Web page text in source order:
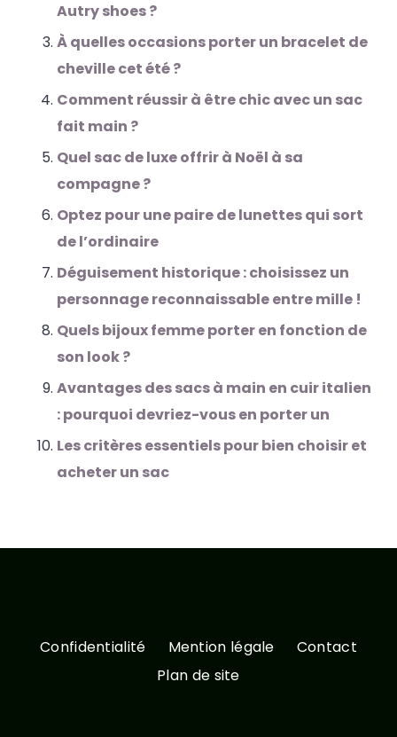
Autry shoes ?
À quelles occasions porter un bracelet de
cheville cet été ?
Comment réussir à être chic avec un sac
fait main ?
Quel sac de luxe offrir à Noël à sa
compagne ?
Optez pour une paire de lunettes qui sort
de l’ordinaire
Déguisement historique : choisissez un
personnage reconnaissable entre mille !
Quels bijoux femme porter en fonction de
son look ?
Avantages des sacs à main en cuir italien
: pourquoi devriez-vous en porter un
Les critères essentiels pour bien choisir et
acheter un sac
Confidentialité Mention légale
Contact
Plan de site